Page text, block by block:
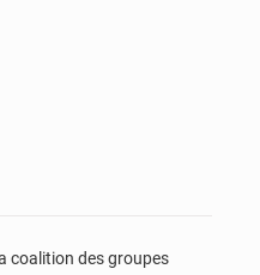
coalition des groupes